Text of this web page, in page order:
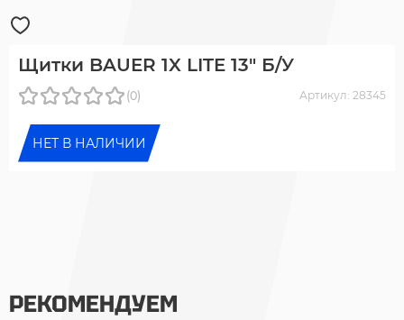
Щитки BAUER 1X LITE 13" Б/У
(0) Артикул: 28345
НЕТ В НАЛИЧИИ
РЕКОМЕНДУЕМ